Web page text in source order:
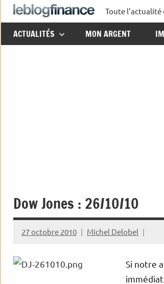
Aller
au
contenu
Le
Blog
Toute l'actualité
ACTUALITÉS MON ARGENT
Dow Jones : 26/10/10
27 octobre 2010 Michel Delobel
Si notre